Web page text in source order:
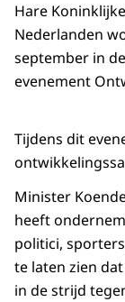
Hare
Nederlanden
september in
evenement
Tijdens dit
Minister
heeft
politici,
te laten zien
in de strijd